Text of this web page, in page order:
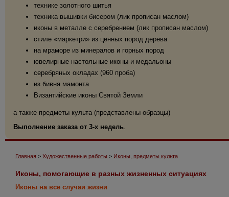
технике золотного шитья
техника вышивки бисером (лик прописан маслом)
иконы в металле с серебрением (лик прописан маслом)
стиле «маркетри» из ценных пород дерева
на мраморе из минералов и горных пород
ювелирные настольные иконы и медальоны
серебряных окладах (960 проба)
из бивня мамонта
Византийские иконы Святой Земли
а также предметы культа (представлены образцы)
Выполнение заказа от 3-х недель.
Главная > Художественные работы > Иконы, предметы культа
Иконы, помогающие в разных жизненных ситуациях
Иконы на все случаи жизни